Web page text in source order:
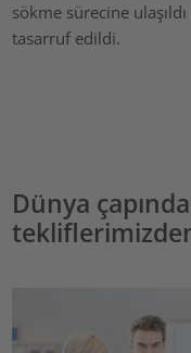
sökme sürecine
tasarruf edildi.
Dünya